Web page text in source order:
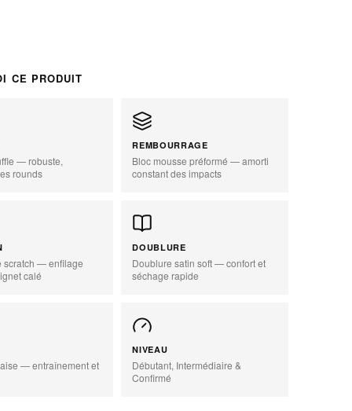
CE PRODUIT
— robuste,
rounds
REMBOURRAGE
Bloc mousse préformé — amorti
constant des impacts
scratch — enfilage
calé
DOUBLURE
Doublure satin soft — confort et
séchage rapide
— entraînement et
NIVEAU
Débutant, Intermédiaire &
Confirmé